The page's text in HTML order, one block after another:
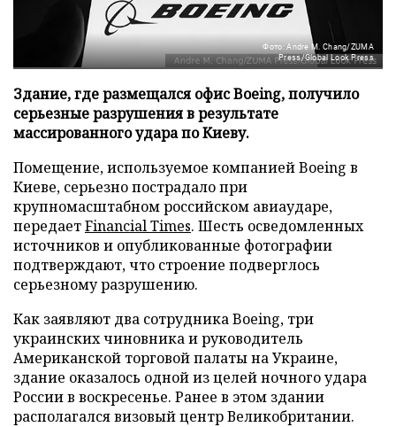
Фото: Andre M. Chang/ZUMA
Press/Global Look Press
Здание, где размещался офис Boeing, получило
серьезные разрушения в результате
массированного удара по Киеву.
Помещение, используемое компанией Boeing в
Киеве, серьезно пострадало при
крупномасштабном российском авиаударе,
передаетFinancial Times. Шесть осведомленных
источников и опубликованные фотографии
подтверждают, что строение подверглось
серьезному разрушению.
Как заявляют два сотрудника Boeing, три
украинских чиновника и руководитель
Американской торговой палаты на Украине,
здание оказалось одной из целей ночного удара
России в воскресенье. Ранее в этом здании
располагался визовый центр Великобритании.